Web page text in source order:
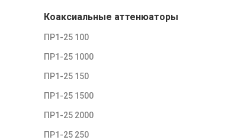
Коаксиальные аттенюаторы
ПР1-25 100
ПР1-25 1000
ПР1-25 150
ПР1-25 1500
ПР1-25 2000
ПР1-25 250